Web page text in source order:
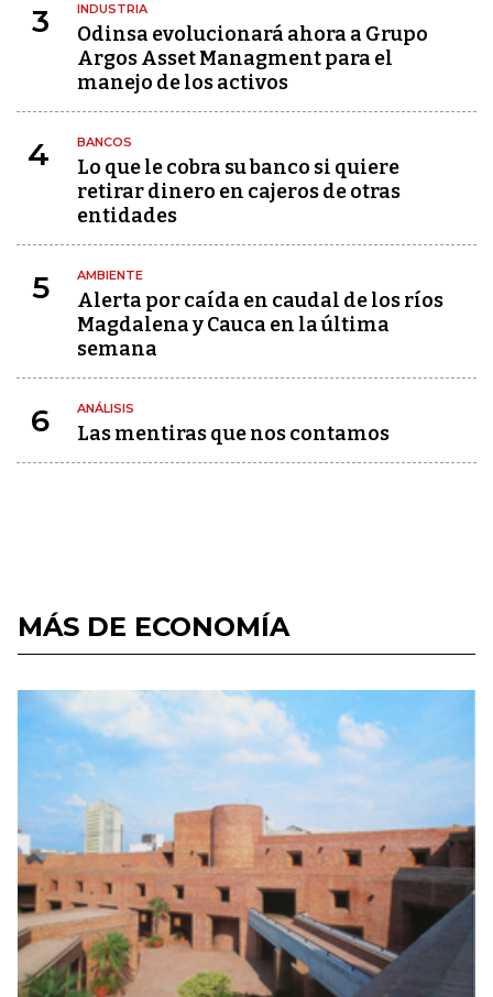
3 INDUSTRIA
Odinsa evolucionará ahora a Grupo
Argos Asset Managment para el
manejo de los activos
4 BANCOS
Lo que le cobra su banco si quiere
retirar dinero en cajeros de otras
entidades
5 AMBIENTE
Alerta por caída en caudal de los ríos
Magdalena y Cauca en la última
semana
6 ANÁLISIS
Las mentiras que nos contamos
MÁS DE ECONOMÍA